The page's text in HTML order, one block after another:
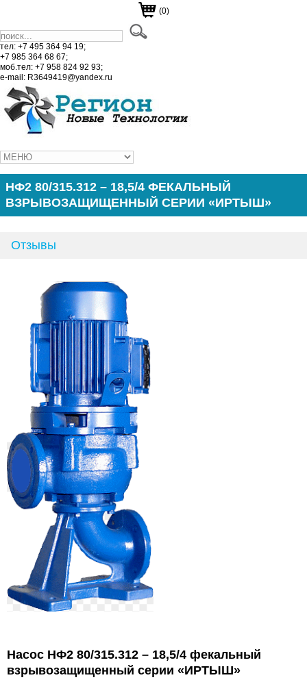
(0)
тел: +7 495 364 94 19;
+7 985 364 68 67;
моб.тел: +7 958 824 92 93;
e-mail: R3649419@yandex.ru
НФ2 80/315.312 – 18,5/4 ФЕКАЛЬНЫЙ
ВЗРЫВОЗАЩИЩЕННЫЙ СЕРИИ «ИРТЫШ»
Отзывы
Насос НФ2 80/315.312 – 18,5/4 фекальный
взрывозащищенный серии «ИРТЫШ»